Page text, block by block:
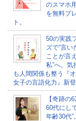
のスマホ
を無料プ
ト。
50の実践
ズで“言い
ことが言
私”へ。気
も人間関係も整う『
女子の言語化力』新登
【奇跡の
60代にし
年齢30代”